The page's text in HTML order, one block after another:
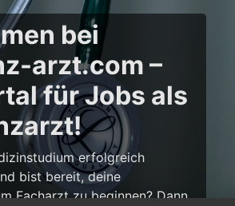
bei
arzt.com –
für Jobs als
erfolgreich
bist bereit, deine
Facharzt zu beginnen? Dann